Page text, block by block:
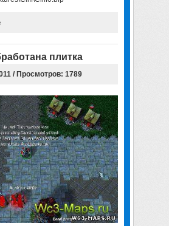
плитка
/ Просмотров: 1789